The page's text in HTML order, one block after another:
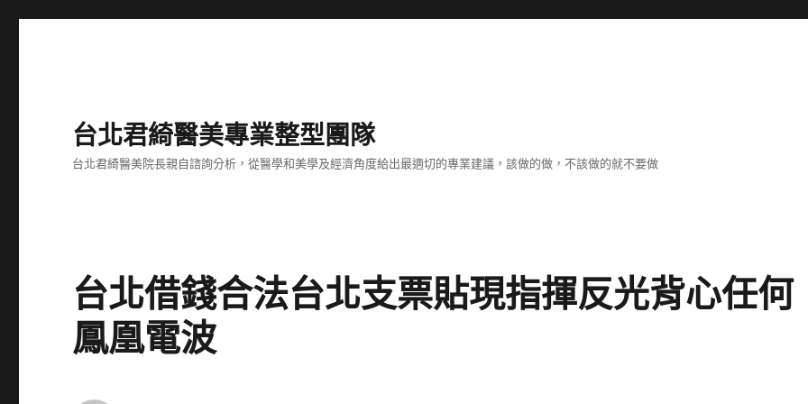
台北君綺醫美專業整型團隊
台北君綺醫美院長親自諮詢分析，從醫學和美學及經濟角度給出最適切的專業建議，該做的做，不該做的就不要做
台北借錢合法台北支票貼現指揮反光背心任何
鳳凰電波